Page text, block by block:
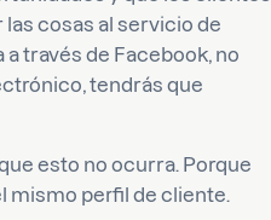
cosas al servicio de
través de Facebook, no
tendrás que
esto no ocurra. Porque
mismo perfil de cliente.